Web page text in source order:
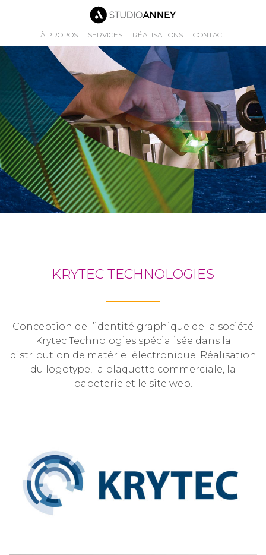
À PROPOS SERVICES RÉALISATIONS CONTACT
KRYTEC TECHNOLOGIES
Conception de l’identité graphique de la société
Krytec Technologies spécialisée dans la
distribution de matériel électronique. Réalisation
du logotype, la plaquette commerciale, la
papeterie et le site web.